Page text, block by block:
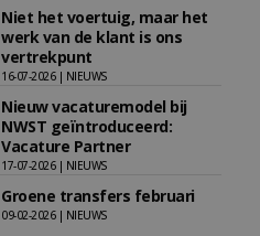
Niet het voertuig, maar het
werk van de klant is ons
vertrekpunt
16-07-2026 | NIEUWS
Nieuw vacaturemodel bij
NWST geïntroduceerd:
Vacature Partner
17-07-2026 | NIEUWS
Groene transfers februari
09-02-2026 | NIEUWS